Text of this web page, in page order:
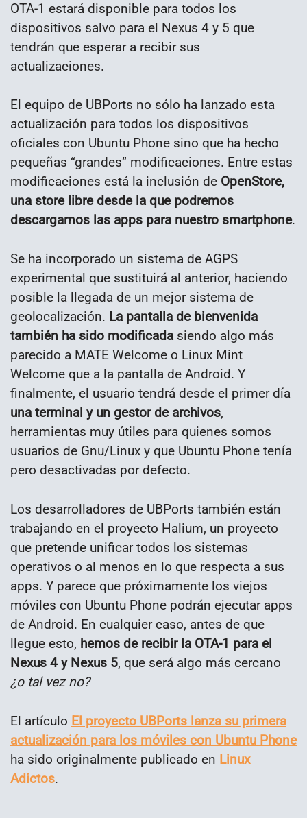
OTA-1 estará disponible para todos los
dispositivos salvo para el Nexus 4 y 5 que
tendrán que esperar a recibir sus
actualizaciones.
El equipo de UBPorts no sólo ha lanzado esta
actualización para todos los dispositivos
oficiales con Ubuntu Phone sino que ha hecho
pequeñas “grandes” modificaciones. Entre estas
modificaciones está la inclusión de OpenStore,
una store libre desde la que podremos
descargarnos las apps para nuestro smartphone.
Se ha incorporado un sistema de AGPS
experimental que sustituirá al anterior, haciendo
posible la llegada de un mejor sistema de
geolocalización. La pantalla de bienvenida
también ha sido modificada siendo algo más
parecido a MATE Welcome o Linux Mint
Welcome que a la pantalla de Android. Y
finalmente, el usuario tendrá desde el primer día
una terminal y un gestor de archivos,
herramientas muy útiles para quienes somos
usuarios de Gnu/Linux y que Ubuntu Phone tenía
pero desactivadas por defecto.
Los desarrolladores de UBPorts también están
trabajando en el proyecto Halium, un proyecto
que pretende unificar todos los sistemas
operativos o al menos en lo que respecta a sus
apps. Y parece que próximamente los viejos
móviles con Ubuntu Phone podrán ejecutar apps
de Android. En cualquier caso, antes de que
llegue esto, hemos de recibir la OTA-1 para el
Nexus 4 y Nexus 5, que será algo más cercano
¿o tal vez no?
El artículo El proyecto UBPorts lanza su primera
actualización para los móviles con Ubuntu Phone
ha sido originalmente publicado en Linux
Adictos.